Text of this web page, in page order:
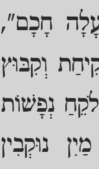
חָכָם",
וְקִבּוּץ
נְפָשׁוֹת
נוּקְבִין